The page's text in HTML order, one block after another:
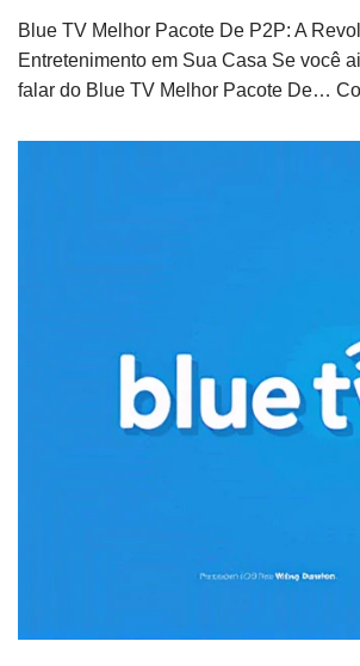
Blue TV Melhor Pacote De P2P: A
Entretenimento em Sua Casa Se você
falar do Blue TV Melhor Pacote De…